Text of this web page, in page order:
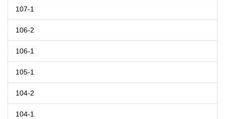
107-1
106-2
106-1
105-1
104-2
104-1